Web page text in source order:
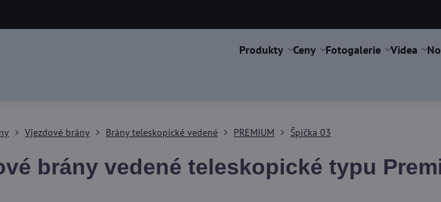
Produkty Ceny Fotogalerie Videa
Vjezdové brány Brány teleskopické vedené PREMIUM Špička 03
brány vedené teleskopické typu